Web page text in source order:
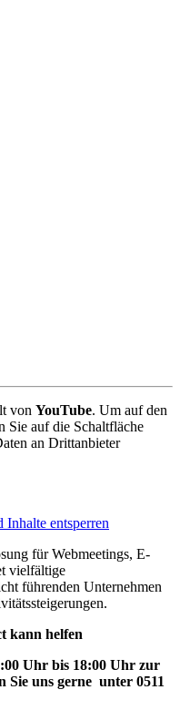
von YouTube. Um auf den
Sie auf die Schaltfläche
an Drittanbieter
entsperren
für Webmeetings, E-
vielfältige
führenden Unternehmen
kann helfen
Uhr bis 18:00 Uhr zur
Sie uns gerne unter 0511